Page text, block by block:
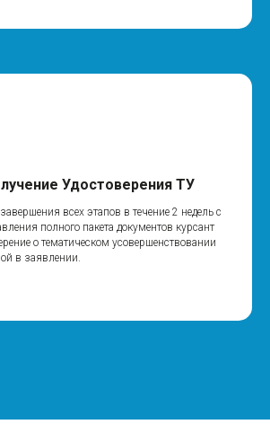
Удостоверения ТУ
всех этапов в течение 2 недель с
полного пакета документов курсант
о тематическом усовершенствовании
в заявлении.